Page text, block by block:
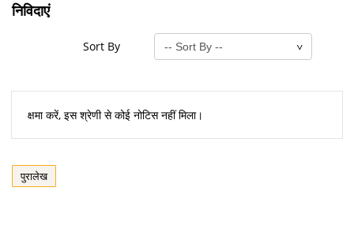
निविदाएं
Sort By
क्षमा करें, इस श्रेणी से कोई नोटिस नहीं मिला।
पुरालेख